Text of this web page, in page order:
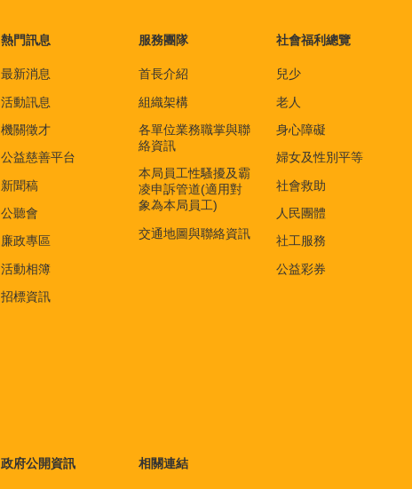
熱門訊息
最新消息
活動訊息
機關徵才
公益慈善平台
新聞稿
公聽會
廉政專區
活動相簿
招標資訊
服務團隊
首長介紹
組織架構
各單位業務職掌與聯
絡資訊
本局員工性騷擾及霸
凌申訴管道(適用對
象為本局員工)
交通地圖與聯絡資訊
社會福利總覽
兒少
老人
身心障礙
婦女及性別平等
社會救助
人民團體
社工服務
公益彩券
政府公開資訊 相關連結